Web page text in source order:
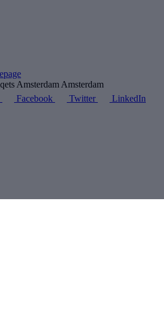
Amsterdam
Facebook Twitter LinkedIn